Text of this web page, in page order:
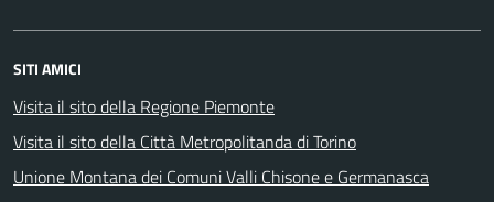
SITI AMICI
Visita il sito della Regione Piemonte
Visita il sito della Città Metropolitanda di Torino
Unione Montana dei Comuni Valli Chisone e Germanasca